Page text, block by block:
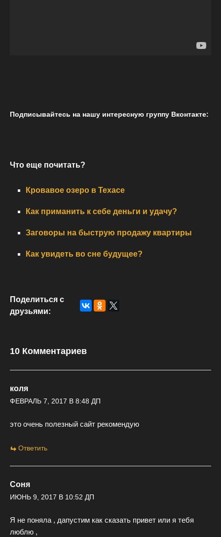
Подписывайтесь на нашу интересную группу Вконтакте:
Что еще почитать?
Кровавое озеро в Техасе
Как приманить к себе деньги и удачу?
Заговоры на быструю продажу квартиры
Как увидеть во сне будущее?
Поделиться с
друзьями:
10 Комментариев
коля
ФЕВРАЛЬ 7, 2017 В 8:48 ДП
это очень полезный сайт рекомендую
Ответить
Соня
ИЮНЬ 9, 2017 В 10:52 ДП
Я не поняла , дапустим как сказать привет или я тебя
люблю ,